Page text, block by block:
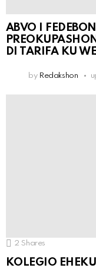
ABVO I
DI TARIFA KU
by Redakshon
2 Shares
KOLEGIO